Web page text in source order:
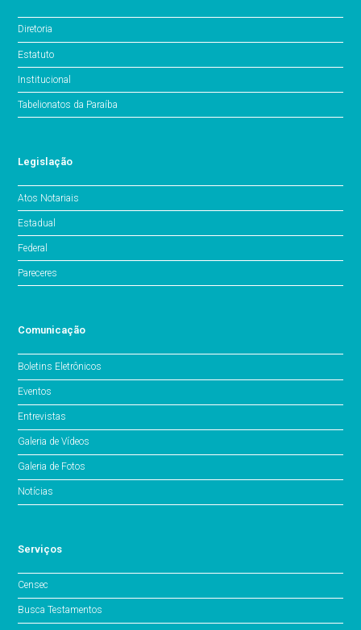
Diretoria
Estatuto
Institucional
Tabelionatos da Paraíba
Legislação
Atos Notariais
Estadual
Federal
Pareceres
Comunicação
Boletins Eletrônicos
Eventos
Entrevistas
Galeria de Vídeos
Galeria de Fotos
Notícias
Serviços
Censec
Busca Testamentos